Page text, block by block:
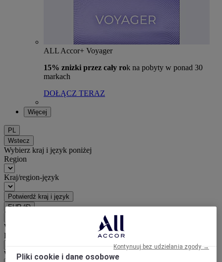
ALL Accor+ Voyager
15% znizki przez cały rok na pobyty w ponad 30
markach
DOŁĄCZ TERAZ
Więcej
PL
Wstecz
Wybierz kraj i język poniżej
Region
Kraj/region-język
Potwierdź kraj i język
EUR (€)
Wybierz walutę poniżej
Region
WalutaPliki cookie i dane osobowe
Kontynuuj bez udzielania zgody →